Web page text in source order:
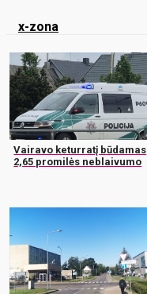
x-zona
Vairavo keturratį būdamas
2,65 promilės neblaivumo